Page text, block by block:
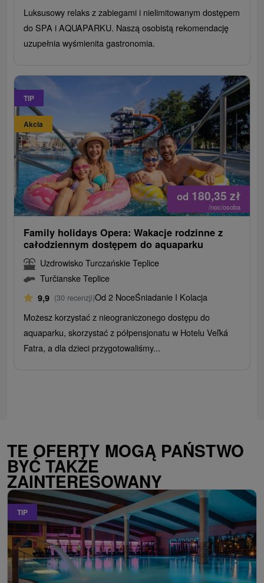
Luksusowy relaks z zabiegami i nielimitowanym dostępem
do SPA i AQUAPARKU. Naszą osobistą rekomendację
uzupełnia wyśmienita gastronomia.
TIP
Akcia
od 180,35 zł
/noc/osoba
Family holidays Opera: Wakacje rodzinne z
całodziennym dostępem do aquaparku
Uzdrowisko Turczańskie Teplice
Turčianske Teplice
9,9 (30 recenzji)Od 2 NoceŚniadanie I Kolacja
Możesz korzystać z nieograniczonego dostępu do
aquaparku, skorzystać z półpensjonatu w Hotelu Veľká
Fatra, a dla dzieci przygotowaliśmy...
TE OFERTY MOGĄ PAŃSTWO
BYĆ TAKŻE
ZAINTERESOWANY
TIP